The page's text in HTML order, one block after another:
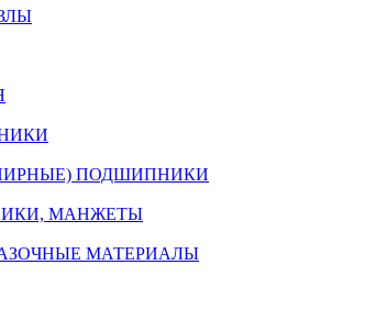
ПОДШИПНИКИ
МАНЖЕТЫ
МАТЕРИАЛЫ